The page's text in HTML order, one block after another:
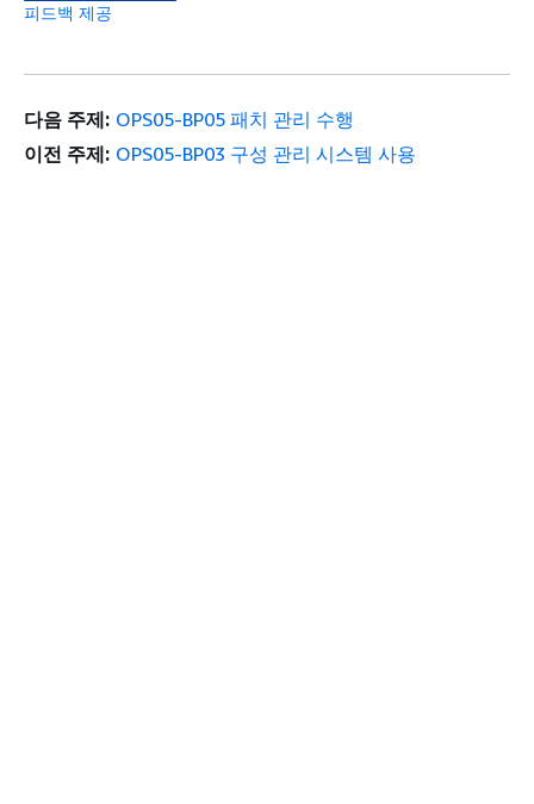
피드백 제공
다음 주제: OPS05-BP05 패치 관리 수행
이전 주제: OPS05-BP03 구성 관리 시스템 사용